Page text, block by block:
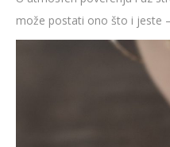
može postati ono što i jeste